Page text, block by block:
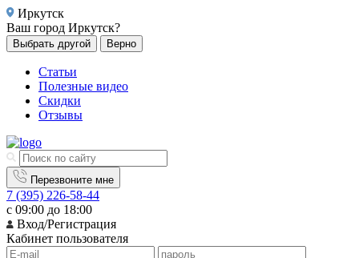
Иркутск
Ваш город Иркутск?
Выбрать другой Верно
Статьи
Полезные видео
Скидки
Отзывы
Перезвоните мне
7 (395) 226-58-44
с 09:00 до 18:00
Вход/Регистрация
Кабинет пользователя